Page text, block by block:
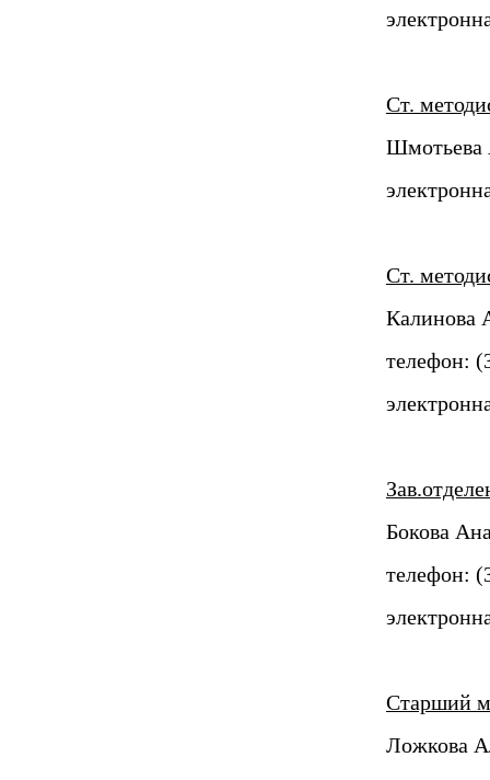
Ст.
Шмотьева
Ст.
Калинова
телефон:
Бокова
телефон:
Старший
Ложкова